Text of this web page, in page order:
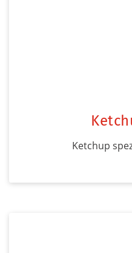
Ketchup